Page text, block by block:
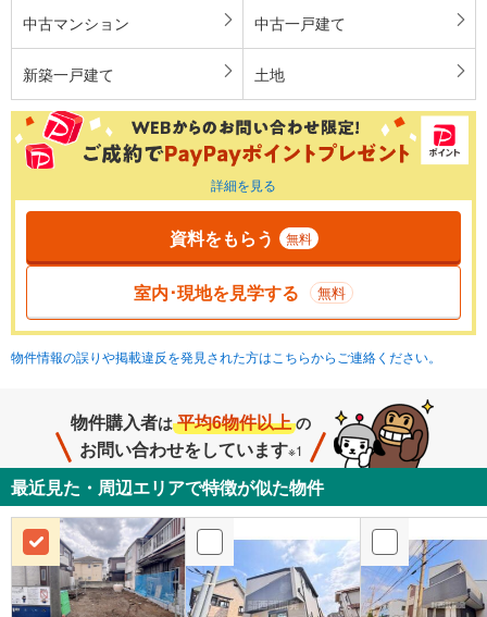
中古マンション 中古一戸建て
新築一戸建て 土地
詳細を見る
資料をもらう 無料
室内･現地を見学する 無料
物件情報の誤りや掲載違反を発見された方はこちらからご連絡ください。
物件購入者は 平均6物件以上 の
お問い合わせをしています※1
最近見た・周辺エリアで特徴が似た物件